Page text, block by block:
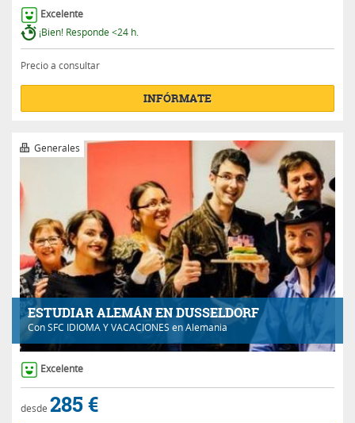
Excelente
¡Bien! Responde <24 h.
Precio a consultar
INFÓRMATE
ESTUDIAR ALEMÁN EN DUSSELDORF
ConSFC IDIOMA Y VACACIONES en Alemania
Generales
Excelente
desde 285 €